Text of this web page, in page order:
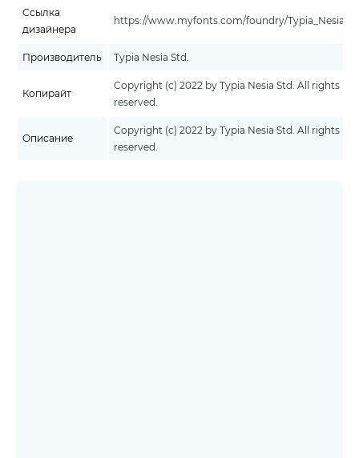
Ссылка
дизайнера
https://www.myfonts.com/foundry/Typia_Nesia/
Производитель Typia Nesia Std.
Копирайт
Copyright (c) 2022 by Typia Nesia Std. All rights
reserved.
Описание
Copyright (c) 2022 by Typia Nesia Std. All rights
reserved.